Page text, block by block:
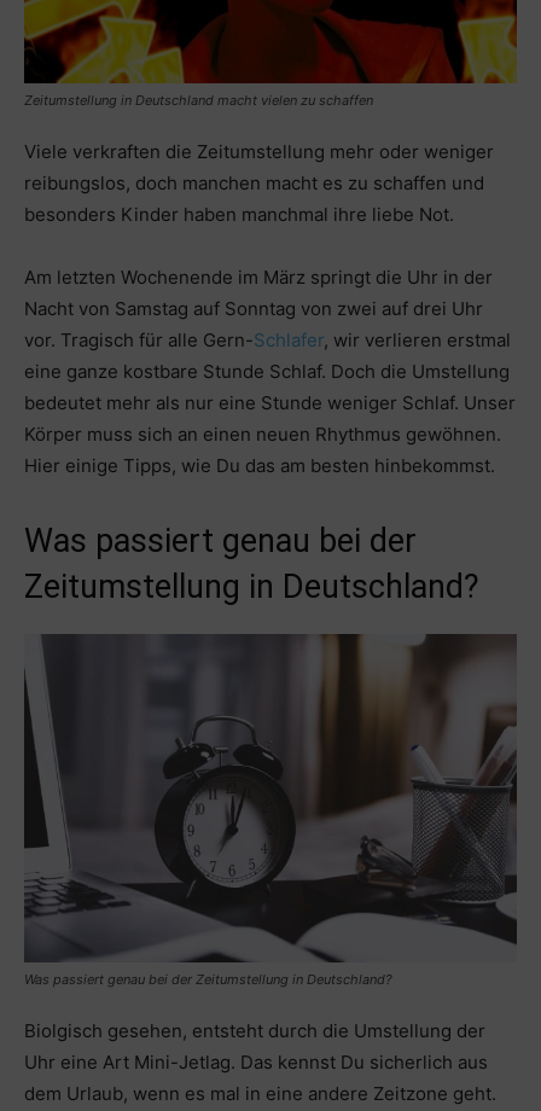
Zeitumstellung in Deutschland macht vielen zu schaffen
Viele verkraften die Zeitumstellung mehr oder weniger
reibungslos, doch manchen macht es zu schaffen und
besonders Kinder haben manchmal ihre liebe Not.
Am letzten Wochenende im März springt die Uhr in der
Nacht von Samstag auf Sonntag von zwei auf drei Uhr
vor. Tragisch für alle Gern-Schlafer, wir verlieren erstmal
eine ganze kostbare Stunde Schlaf. Doch die Umstellung
bedeutet mehr als nur eine Stunde weniger Schlaf. Unser
Körper muss sich an einen neuen Rhythmus gewöhnen.
Hier einige Tipps, wie Du das am besten hinbekommst.
Was passiert genau bei der
Zeitumstellung in Deutschland?
Was passiert genau bei der Zeitumstellung in Deutschland?
Biolgisch gesehen, entsteht durch die Umstellung der
Uhr eine Art Mini-Jetlag. Das kennst Du sicherlich aus
dem Urlaub, wenn es mal in eine andere Zeitzone geht.